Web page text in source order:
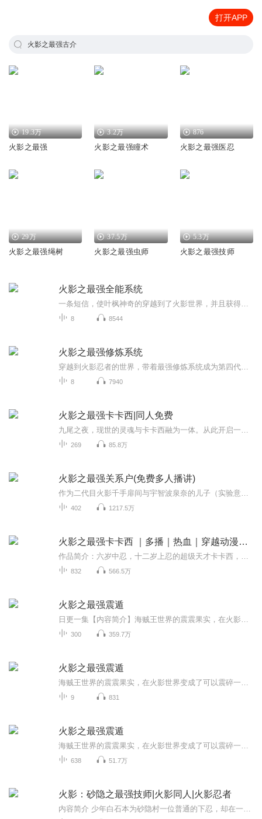
打开APP
火影之最强古介
19.3万
火影之最强
3.2万
火影之最强瞳术
876
火影之最强医忍
29万
火影之最强绳树
37.5万
火影之最强虫师
5.3万
火影之最强技师
火影之最强全能系统
8 8544
火影之最强修炼系统
8 7940
火影之最强卡卡西|同人免费
269 85.8万
火影之最强关系户(免费多人播讲)
402 1217.5万
火影之最强卡卡西 ｜多播｜热血｜穿越动漫｜火影忍者｜阅文｜同人衍生｜二次元｜爽文
832 566.5万
火影之最强震遁
300 359.7万
火影之最强震遁
9 831
火影之最强震遁
638 51.7万
火影：砂隐之最强技师|火影同人|火影忍者